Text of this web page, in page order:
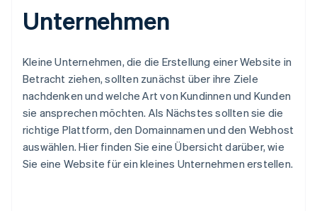
Unternehmen
Kleine Unternehmen, die die Erstellung einer Website in
Betracht ziehen, sollten zunächst über ihre Ziele
nachdenken und welche Art von Kundinnen und Kunden
sie ansprechen möchten. Als Nächstes sollten sie die
richtige Plattform, den Domainnamen und den Webhost
auswählen. Hier finden Sie eine Übersicht darüber, wie
Sie eine Website für ein kleines Unternehmen erstellen.